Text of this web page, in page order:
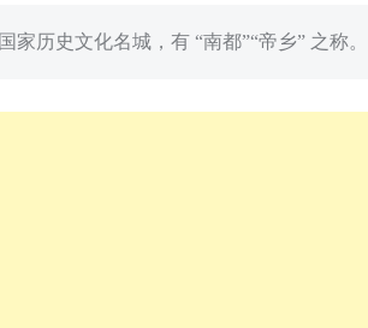
历史文化名城，有 “南都”“帝乡” 之称。